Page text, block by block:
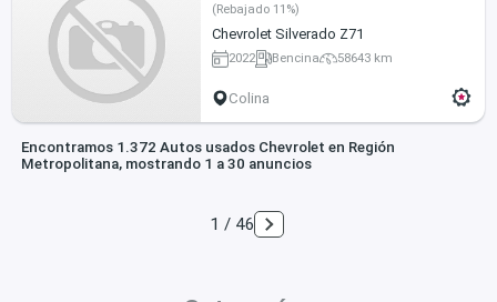
(Rebajado 11%)
Chevrolet Silverado Z71
2022 Bencina 58643 km
Colina
Encontramos 1.372 Autos usados Chevrolet en Región
Metropolitana, mostrando 1 a 30 anuncios
1 / 46